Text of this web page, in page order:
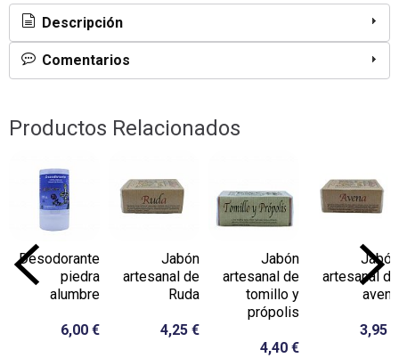
Descripción
Comentarios
Productos Relacionados
Desodorante
piedra
alumbre
6,00 €
Jabón
artesanal de
Ruda
4,25 €
Jabón
artesanal de
tomillo y
própolis
4,40 €
Jabón
artesanal de
avena
3,95 €